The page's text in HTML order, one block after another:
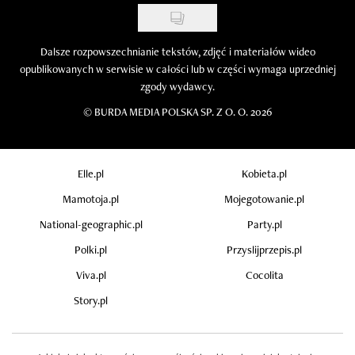
Dalsze rozpowszechnianie tekstów, zdjęć i materiałów wideo
opublikowanych w serwisie w całości lub w części wymaga uprzedniej
zgody wydawcy.
© BURDA MEDIA POLSKA SP. Z O. O. 2026
Elle.pl
Kobieta.pl
Mamotoja.pl
Mojegotowanie.pl
National-geographic.pl
Party.pl
Polki.pl
Przyslijprzepis.pl
Viva.pl
Cocolita
Story.pl